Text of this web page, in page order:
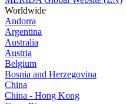
Worldwide
Andorra
Argentina
Australia
Austria
Belgium
Bosnia and Herzegovina
China
China - Hong Kong